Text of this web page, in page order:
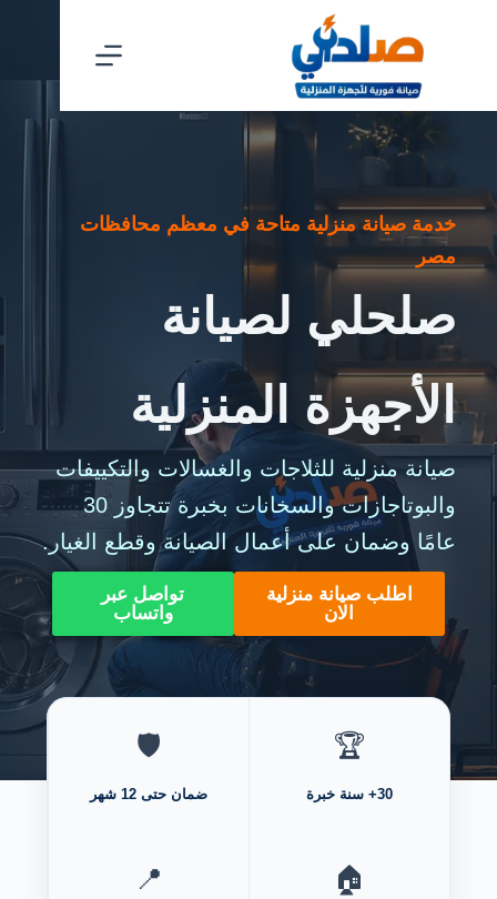
خدمة صيانة منزلية متاحة في معظم محافظات
مصر
صلحلي لصيانة
الأجهزة المنزلية
صيانة منزلية للثلاجات والغسالات والتكييفات
والبوتاجازات والسخانات بخبرة تتجاوز 30
عامًا وضمان على أعمال الصيانة وقطع الغيار.
تواصل عبر
واتساب
اطلب صيانة منزلية
الان
🏆
30+ سنة خبرة
🛡️
ضمان حتى 12 شهر
🏠
📍